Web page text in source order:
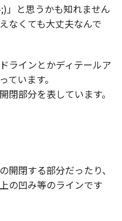
と思うかも知れません
なくても大丈夫なんで
ラインとかディテールア
ています。
閉部分を表しています。
開閉する部分だったり、
の凹み等のラインです